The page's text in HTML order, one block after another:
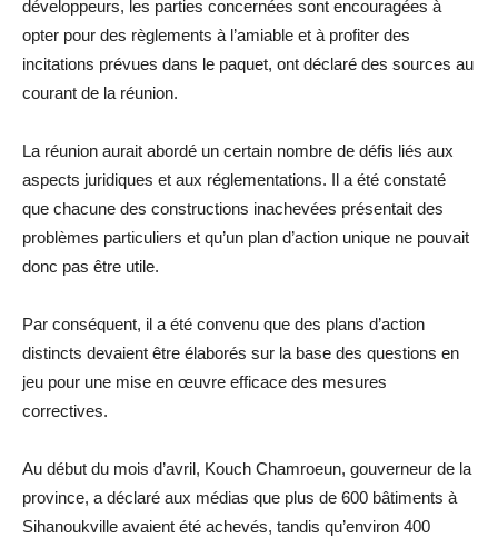
développeurs, les parties concernées sont encouragées à
opter pour des règlements à l’amiable et à profiter des
incitations prévues dans le paquet, ont déclaré des sources au
courant de la réunion.
La réunion aurait abordé un certain nombre de défis liés aux
aspects juridiques et aux réglementations. Il a été constaté
que chacune des constructions inachevées présentait des
problèmes particuliers et qu’un plan d’action unique ne pouvait
donc pas être utile.
Par conséquent, il a été convenu que des plans d’action
distincts devaient être élaborés sur la base des questions en
jeu pour une mise en œuvre efficace des mesures
correctives.
Au début du mois d’avril, Kouch Chamroeun, gouverneur de la
province, a déclaré aux médias que plus de 600 bâtiments à
Sihanoukville avaient été achevés, tandis qu’environ 400